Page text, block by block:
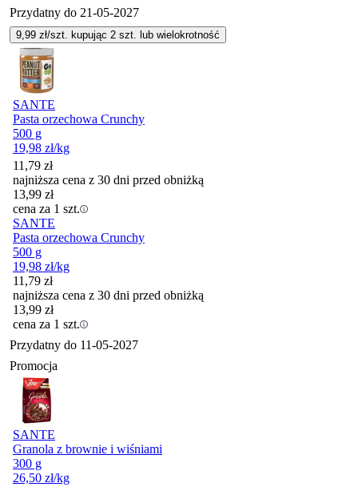
Przydatny do 21-05-2027
9,99 zł/szt. kupując 2 szt. lub wielokrotność
SANTE
Pasta orzechowa Crunchy
500 g
19,98 zł/kg
11,79 zł
najniższa cena z 30 dni przed obniżką
13,99 zł
cena za 1 szt.
SANTE
Pasta orzechowa Crunchy
500 g
19,98 zł/kg
11,79 zł
najniższa cena z 30 dni przed obniżką
13,99 zł
cena za 1 szt.
Przydatny do 11-05-2027
Promocja
SANTE
Granola z brownie i wiśniami
300 g
26,50 zł/kg